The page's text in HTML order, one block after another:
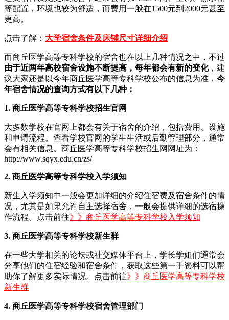
等配置，环境也较为舒适，而费用一般在1500元到2000元甚至
更高。
点击了解： 大学宿舍条件及床铺尺寸详细介绍
而商丘医学高等专科学校的宿舍也在以上几种情况之中，不过
由于近两年高校宿舍设施不断提高，每年都会有新的变化，建
议大家还是以今年商丘医学高等专科学校公布的信息为准， 今
年宿舍情况的查询方式有以下几种：
1. 商丘医学高等专科学校招生官网
大多数学校在官网上都会有关于宿舍的介绍，包括费用、设施
和申请流程。查看学校官网的学生生活或后勤管理部分，通常
会有相关信息。商丘医学高等专科学校招生网网址为：
http://www.sqyx.edu.cn/zs/
2. 商丘医学高等专科学校入学须知
新生入学须知中一般会更加详细的介绍住宿费及宿舍条件的情
况，尤其是如果允许自主选择宿舍，一般会提供详细的选宿操
作流程。点击前往》》商丘医学高等专科学校入学须知
3. 商丘医学高等专科学校新生群
在一些大学相关的论坛或社交媒体平台上，学长学姐们通常会
分享他们的住宿经验和宿舍条件，获取这些第一手资料可以帮
助你了解更多实际情况。点击前往》》商丘医学高等专科学校
新生群
4. 商丘医学高等专科学校宿舍管理部门